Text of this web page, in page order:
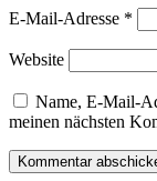
E-Mail-Adresse *
Website
Name, E-Mail-
meinen nächsten